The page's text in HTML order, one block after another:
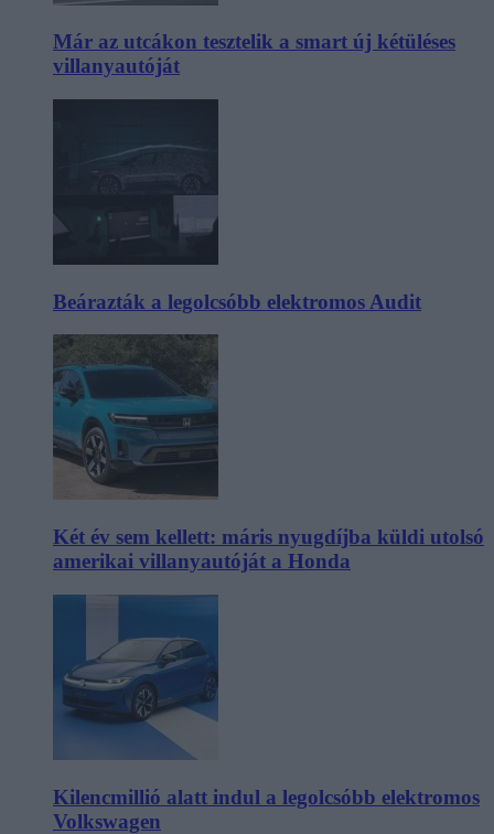
Már az utcákon tesztelik a smart új kétüléses
villanyautóját
Beárazták a legolcsóbb elektromos Audit
Két év sem kellett: máris nyugdíjba küldi utolsó
amerikai villanyautóját a Honda
Kilencmillió alatt indul a legolcsóbb elektromos
Volkswagen